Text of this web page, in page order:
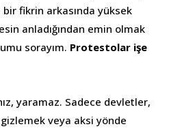
fikrin arkasında yüksek
anladığından emin olmak
sorayım. Protestolar işe
yaramaz. Sadece devletler,
veya aksi yönde